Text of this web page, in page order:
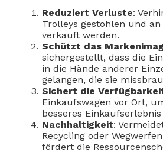
Reduziert Verluste:
Trolleys gestohlen und
verkauft werden.
Schützt das
sichergestellt, dass die
in die Hände anderer
gelangen, die sie
Sichert die
Einkaufswagen vor Ort,
besseres
Nachhaltigkeit:
Recycling oder
fördert die